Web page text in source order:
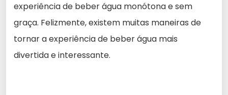
experiência de beber água monótona e sem
graça. Felizmente, existem muitas maneiras de
tornar a experiência de beber água mais
divertida e interessante.